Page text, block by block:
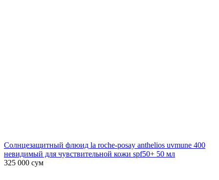
Солнцезащитный флюид la roche-posay anthelios uvmune 400
невидимый для чувствительной кожи spf50+ 50 мл
325 000 сум